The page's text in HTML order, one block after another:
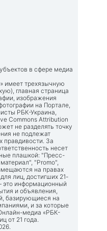
в сфере медиа
имеет трехязычную
главная страница
изображения
на Портале,
РБК-Украина,
Commons Attribution
не разделять точку
не подлежат
За
несет
плашкой: "Пресс-
"Promo",
на правах
лиц, достигших 21-
это информационный
и объявления,
базирующиеся на
и за которые
медиа «РБК-
от 21 года.